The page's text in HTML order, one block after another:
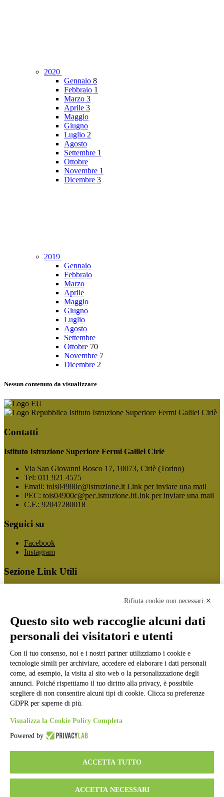
2020
Gennaio 8
Febbraio 1
Marzo 3
Aprile 3
Maggio
Giugno
Luglio 2
Agosto
Settembre 1
Ottobre
Novembre 1
Dicembre 3
2019
Gennaio
Febbraio
Marzo
Aprile
Maggio
Giugno
Luglio
Agosto
Settembre
Ottobre 70
Novembre 7
Dicembre 2
Nessun contenuto da visualizzare
Istituto Istruzione Superiore Fermi Galilei Ciriè
Contatti
Istituto Istruzione Superiore Fermi Galilei Ciriè
Via San Giovanni Bosco 17, 10073, Ciriè (Torino)
Tel: 011 921 4575
Email: tois04900c@istruzione.it Link per inviare una mail
PEC: tois04900c@pec.istruzione.itLink per inviare una mail
C.F.: 92047280018
Seguici su
Facebook
Instagram
Sezione Link Utili
Ufficio Relazioni con il Pubblico
Dichiarazione di accessibilità
Obiettivi di accessibilità
Gestione consensi cookie
Amministrazione trasparente
Pagina visualizzata
63200 volte
Sezione Copyright
Copyright 2026 | Engineered and powered by Gruppo Spaggiari
Parma S.p.A. | Divisione Publishing & New Social Media
Rifiuta cookie non necessari ✕
Questo sito web raccoglie alcuni dati
personali dei visitatori e utenti
Con il tuo consenso, noi e i nostri partner utilizziamo i cookie e
tecnologie simili per archiviare, accedere ed elaborare i dati personali
come, ad esempio, la visita al sito web o la personalizzazione degli
annunci. Poiché rispettiamo il tuo diritto alla privacy, è possibile
scegliere di non consentire alcuni tipi di cookie. Clicca su preferenze
GDPR per saperne di più.
Visualizza la Cookie Policy Completa
Powered by
ACCETTA TUTTO
ACCETTA NECESSARI